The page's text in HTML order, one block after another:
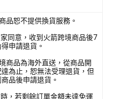
品恕不提供換貨服務。
同意，收到火箭跨境商品後7
申請退貨。
商品為海外直送，從商品開
為止，恕無法受理退貨，但
品後申請退貨。
，若剩餘訂單金額未達免運